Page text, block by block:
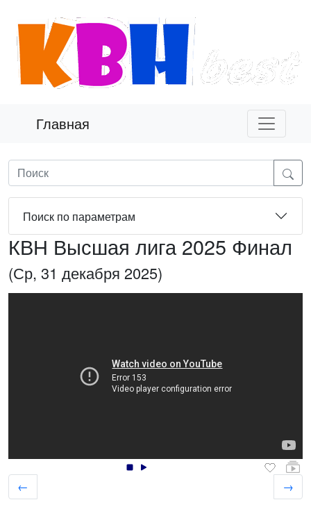
Главная
Поиск по параметрам
КВН Высшая лига 2025 Финал
(Ср, 31 декабря 2025)
←
→